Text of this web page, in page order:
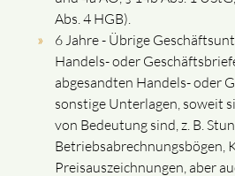
Abs. 4 HGB).
6 Jahre - Übrige
Handels- oder
abgesandten Handels- oder
sonstige Unterlagen, soweit
von Bedeutung sind, z. B.
Betriebsabrechnungsbögen,
Preisauszeichnungen, aber